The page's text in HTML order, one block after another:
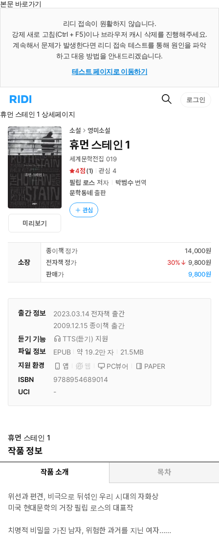
본문 바로가기
리디 접속이 원활하지 않습니다.
강제 새로 고침(Ctrl + F5)이나 브라우저 캐시 삭제를 진행해주세요.
계속해서 문제가 발생한다면 리디 접속 테스트를 통해 원인을 파악
하고 대응 방법을 안내드리겠습니다.
테스트 페이지로 이동하기
리
홈
로
이
동
검
로그인
휴먼 스테인 1 상세페이지
미리보기
소설 영미소설
휴먼 스테인 1
세계문학전집 019
4
(1) 관심 4
필립 로스 저자 박범수번역
문학동네 출판
관심
소장
종이책 정가
14,000원
전자책 정가
30%↓ 9,800원
판매가
9,800원
출간 정보 2023.03.14 전자책 출간
2009.12.15 종이책 출간
듣기 기능
TTS(듣기) 지원
파일 정보
EPUB 약 19.2만 자
21.5MB
지원 환경
앱 웹 PC뷰어
PAPER
ISBN
9788954689014
UCI
-
휴먼 스테인 1
작품 정보
작품 소개 목차
위선과 편견, 비극으로 뒤섞인 우리 시대의 자화상
미국 현대문학의 거장 필립 로스의 대표작
치명적 비밀을 가진 남자, 위험한 과거를 지닌 여자……